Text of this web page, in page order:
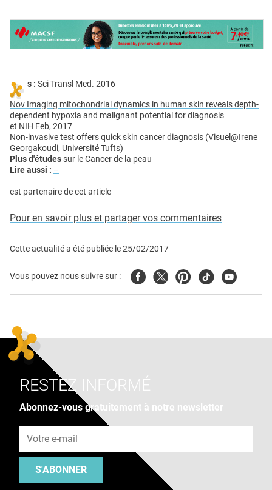
s : Sci Transl Med. 2016
Nov Imaging mitochondrial dynamics in human skin reveals depth-
dependent hypoxia and malignant potential for diagnosis
et NIH Feb, 2017
Non-invasive test offers quick skin cancer diagnosis (Visuel@Irene
Georgakoudi, Université Tufts)
Plus d'étudessur le Cancer de la peau
Lire aussi : –
est partenaire de cet article
Pour en savoir plus et partager vos commentaires
Cette actualité a été publiée le25/02/2017
Vous pouvez nous suivre sur : FacebookTwitterPinterest
TiktokYoutube
RESTEZ INFORMÉ
Abonnez-vous gratuitement à notre newsletter
S'ABONNER